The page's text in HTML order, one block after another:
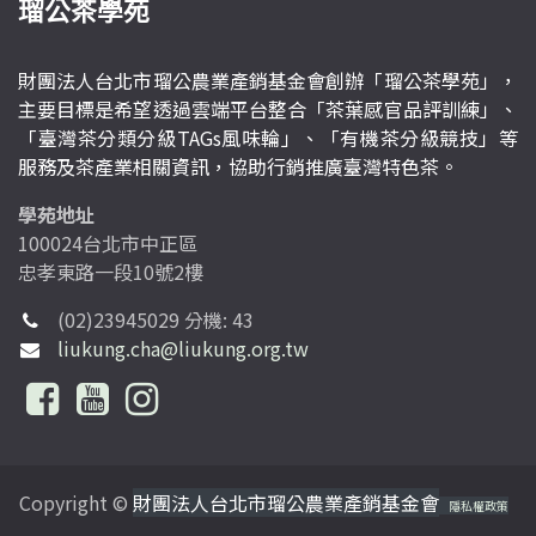
瑠公茶學苑
財團法人台北市瑠公農業產銷基金會創辦「瑠公茶學苑」，
主要目標是希望透過雲端平台整合「茶葉感官品評訓練」、
「臺灣茶分類分級TAGs風味輪」、「有機茶分級競技」等
服務及茶產業相關資訊，協助行銷推廣臺灣特色茶。
學苑地址
100024台北市中正區
忠孝東路一段10號2樓
(02)23945029 分機: 43
liukung.cha@liukung.org.tw
Copyright © 財團法人台北市瑠公農業產銷基金會 隱私權政策